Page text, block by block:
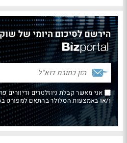
הירשם לסיכום היומי של
אני מאשר קבלת ניוזלטרים ודיוורים
ו/או באמצעות הסלולר בהתאם למפורט בסעיף 10 בתנאי